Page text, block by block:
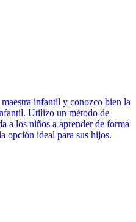
infantil y conozco bien la
Utilizo un método de
a los niños a aprender de forma
opción ideal para sus hijos.